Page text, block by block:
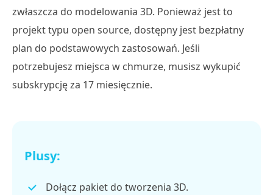
zwłaszcza do modelowania 3D. Ponieważ jest to
projekt typu open source, dostępny jest bezpłatny
plan do podstawowych zastosowań. Jeśli
potrzebujesz miejsca w chmurze, musisz wykupić
subskrypcję za 17 miesięcznie.
Plusy:
Dołącz pakiet do tworzenia 3D.